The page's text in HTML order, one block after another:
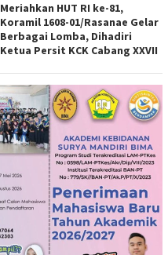
Meriahkan HUT RI ke-81,
Koramil 1608-01/Rasanae Gelar
Berbagai Lomba, Dihadiri
Ketua Persit KCK Cabang XXVII